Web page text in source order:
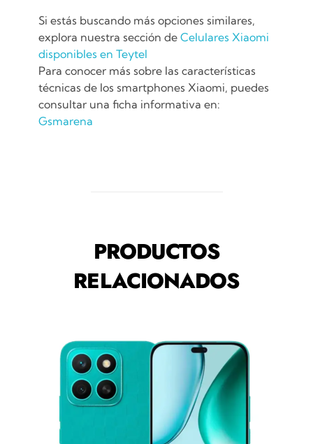
Si estás buscando más opciones similares,
explora nuestra sección de Celulares Xiaomi
disponibles en Teytel
Para conocer más sobre las características
técnicas de los smartphones Xiaomi, puedes
consultar una ficha informativa en:
Gsmarena
PRODUCTOS
RELACIONADOS